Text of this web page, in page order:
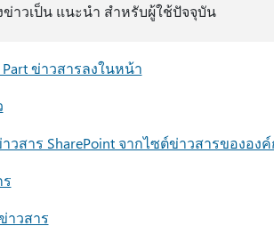
าวเป็น แนะนํา สําหรับผู้ใช้ปัจจุบัน
Part ข่าวสารลงในหน้า
วสาร SharePoint จากไซต์ข่าวสารขององ
าวสาร